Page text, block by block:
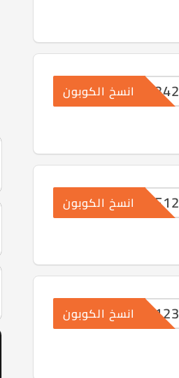
ACX342انسخ الكوبون
ACF12 انسخ الكوبون
ACX123انسخ الكوبون